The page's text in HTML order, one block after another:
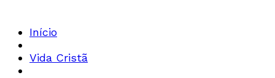
Início
Vida Cristã